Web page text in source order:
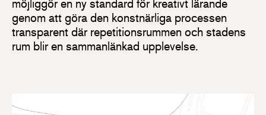
möjliggör en ny standard för kreativt lärande
genom att göra den konstnärliga processen
transparent där repetitionsrummen och stadens
rum blir en sammanlänkad upplevelse.